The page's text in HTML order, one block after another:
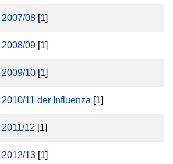
08 [1]
09 [1]
10 [1]
11 der Influenza [1]
12 [1]
13 [1]